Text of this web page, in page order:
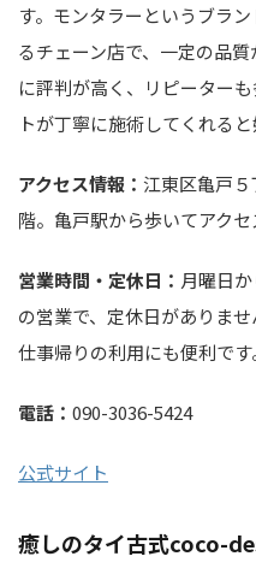
す。モンタラーというブラ
るチェーン店で、一定の品
に評判が高く、リピーター
トが丁寧に施術してくれると
アクセス情報： 江東区亀戸
階。亀戸駅から歩いてアクセ
営業時間・定休日： 月曜日
の営業で、定休日がありませ
仕事帰りの利用にも便利です
電話： 090-3036-5424
公式サイト
癒しのタイ古式coco-